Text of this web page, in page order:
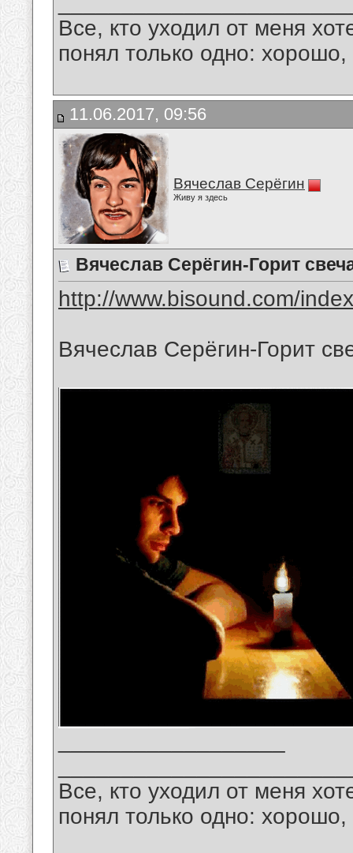
Все, кто уходил от меня
понял только одно:
11.06.2017, 09:56
Вячеслав Серёгин
Живу я здесь
Вячеслав Серёгин-Горит
http://www.bisound.com/
Вячеслав Серёгин-Горит
Все, кто уходил от меня
понял только одно: